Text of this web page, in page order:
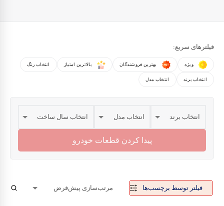
فیلترهای سریع:
ویژه بهترین فروشندگان بالاترین امتیاز انتخاب رنگ
انتخاب برند انتخاب مدل
پیدا کردن قطعات خودرو
فیلتر توسط برچسب‌ها